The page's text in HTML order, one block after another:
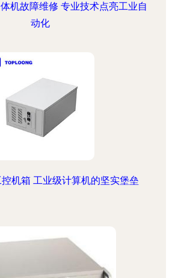
机故障维修 专业技术点亮工业自
动化
机箱 工业级计算机的坚实堡垒